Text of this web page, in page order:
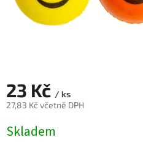
23 Kč / ks
27,83 Kč včetně DPH
cena:
Skladem